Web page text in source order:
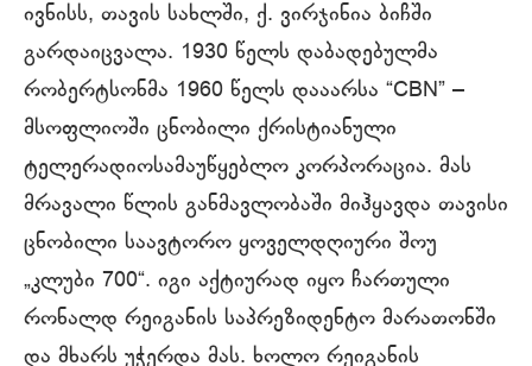
ივნისს, თავის სახლში, ქ. ვირჯინია ბიჩში
გარდაიცვალა. 1930 წელს დაბადებულმა
რობერტსონმა 1960 წელს დააარსა “CBN” –
მსოფლიოში ცნობილი ქრისტიანული
ტელერადიოსამაუწყებლო კორპორაცია. მას
მრავალი წლის განმავლობაში მიჰყავდა თავისი
ცნობილი საავტორო ყოველდღიური შოუ
„კლუბი 700“. იგი აქტიურად იყო ჩართული
რონალდ რეიგანის საპრეზიდენტო მარათონში
და მხარს უჭერდა მას. ხოლო რეიგანის